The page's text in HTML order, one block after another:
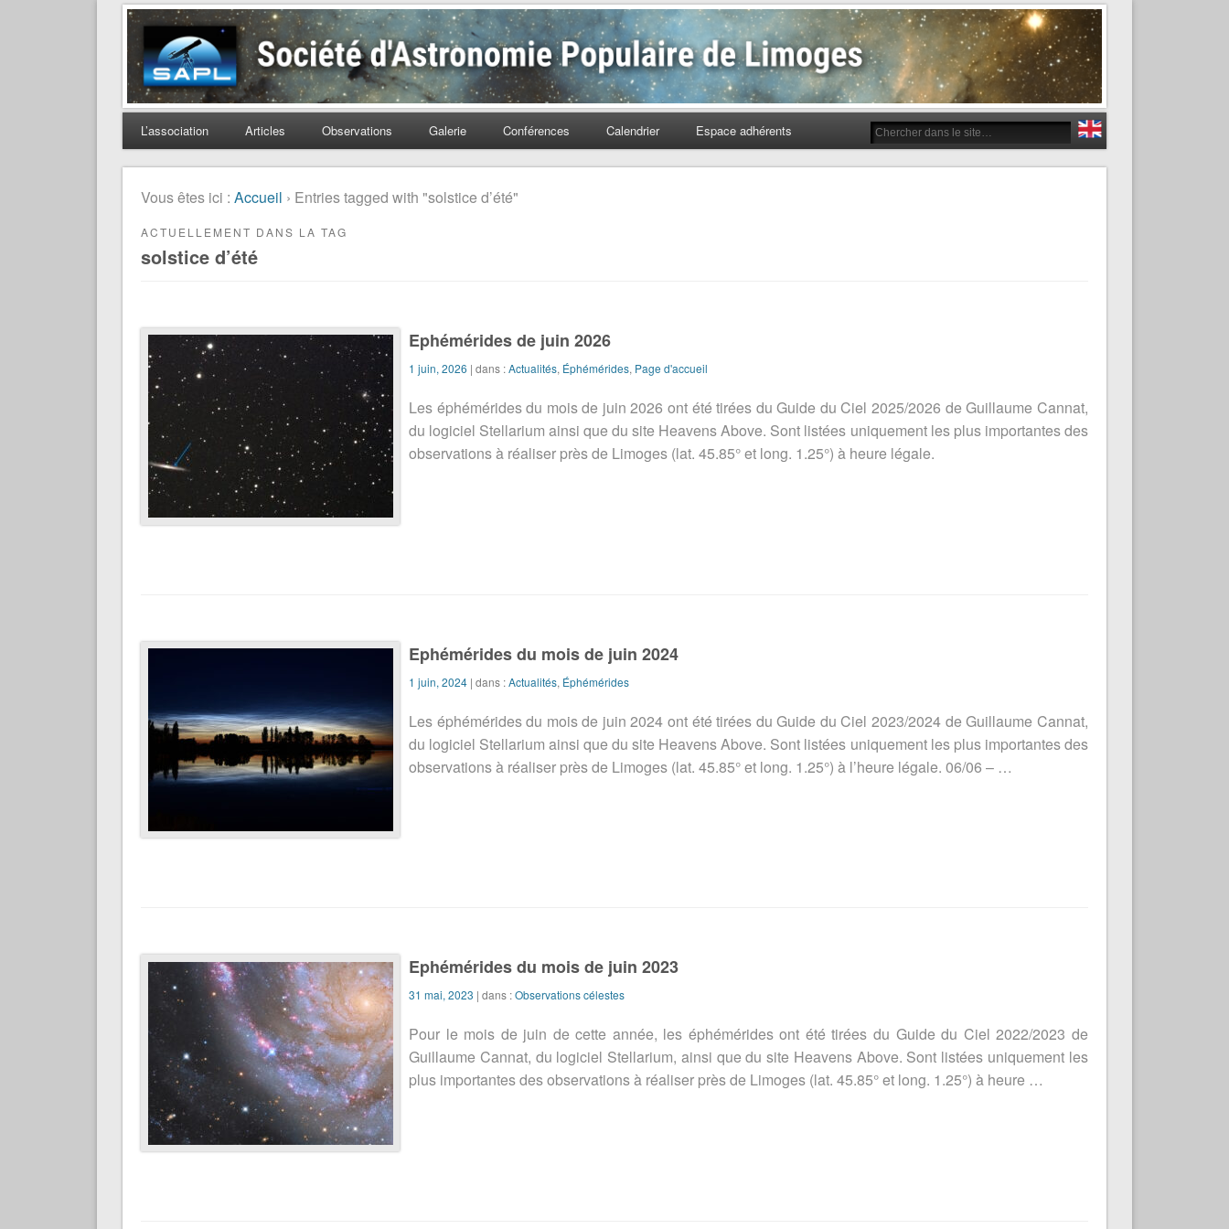
Société d'Astronomie Populaire de Limoges
L’association Articles Observations Galerie Conférences Calendrier Espace adhérents
Vous êtes ici : Accueil › Entries tagged with "solstice d’été"
ACTUELLEMENT DANS LA TAG
solstice d’été
Ephémérides de juin 2026
1 juin, 2026 | dans :Actualités, Éphémérides, Page d'accueil
Les éphémérides du mois de juin 2026 ont été tirées du Guide du Ciel 2025/2026 de Guillaume Cannat,
du logiciel Stellarium ainsi que du site Heavens Above. Sont listées uniquement les plus importantes des
observations à réaliser près de Limoges (lat. 45.85° et long. 1.25°) à heure légale.
Ephémérides du mois de juin 2024
1 juin, 2024| dans :Actualités, Éphémérides
Les éphémérides du mois de juin 2024 ont été tirées du Guide du Ciel 2023/2024 de Guillaume Cannat,
du logiciel Stellarium ainsi que du site Heavens Above. Sont listées uniquement les plus importantes des
observations à réaliser près de Limoges (lat. 45.85° et long. 1.25°) à l’heure légale. 06/06 – …
Ephémérides du mois de juin 2023
31 mai, 2023 | dans :Observations célestes
Pour le mois de juin de cette année, les éphémérides ont été tirées du Guide du Ciel 2022/2023 de
Guillaume Cannat, du logiciel Stellarium, ainsi que du site Heavens Above. Sont listées uniquement les
plus importantes des observations à réaliser près de Limoges (lat. 45.85° et long. 1.25°) à heure …